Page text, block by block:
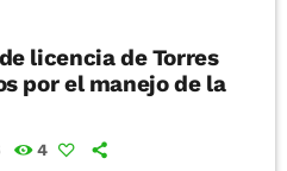
licencia de Torres
por el manejo de la
4